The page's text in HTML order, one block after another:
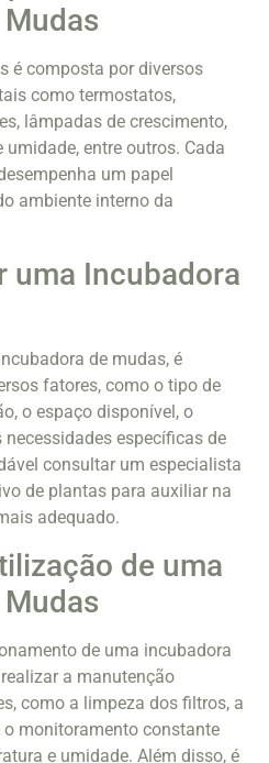
é composta por diversos
como termostatos,
lâmpadas de crescimento,
umidade, entre outros. Cada
um papel
ambiente interno da
uma Incubadora
de mudas, é
fatores, como o tipo de
o espaço disponível, o
específicas de
consultar um especialista
de plantas para auxiliar na
adequado.
de uma
de uma incubadora
a manutenção
como a limpeza dos filtros, a
monitoramento constante
e umidade. Além disso, é